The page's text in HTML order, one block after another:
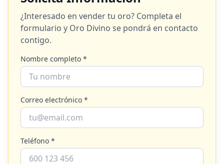
¿Interesado en vender tu oro? Completa el
formulario y Oro Divino se pondrá en contacto
contigo.
Nombre completo *
Correo electrónico *
Teléfono *